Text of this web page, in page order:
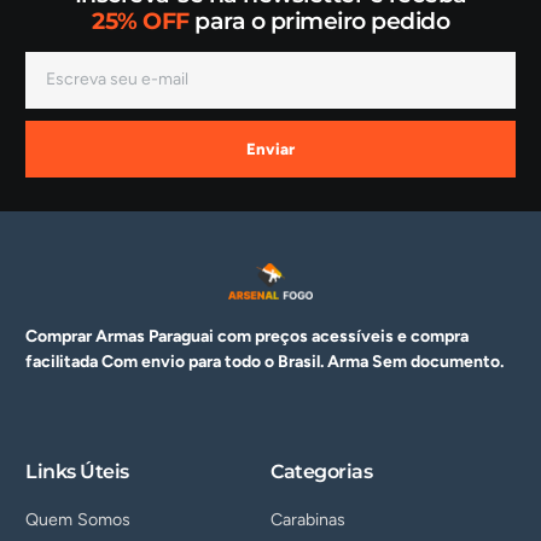
25% OFFpara o primeiro pedido
Enviar
Comprar Armas Paraguai com preços acessíveis e compra
facilitada Com envio para todo o Brasil. ArmaSem documento.
Links Úteis
Quem Somos
Categorias
Carabinas